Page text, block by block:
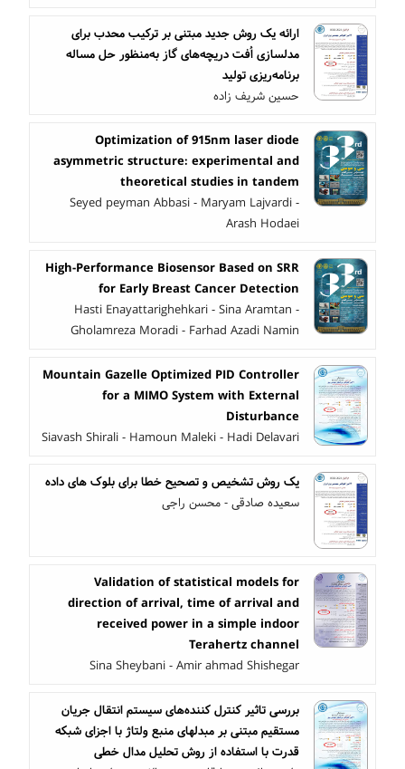
ارائه یک روش جدید مبتنی بر ترکیب محدب برای
مدلسازی اُفت دریچه‌های گاز به‌منظور حل مساله
برنامه‌ریزی تولید
حسین شریف زاده
Optimization of 915nm laser diode
asymmetric ‎structure: experimental and
theoretical studies in ‎tandem
Seyed peyman Abbasi - Maryam Lajvardi -
Arash Hodaei
High-Performance Biosensor Based on SRR
for Early Breast Cancer Detection
Hasti Enayattarighehkari - Sina Aramtan -
Gholamreza Moradi - Farhad Azadi Namin
Mountain Gazelle Optimized PID Controller
for a MIMO System with External
Disturbance
Siavash Shirali - Hamoun Maleki - Hadi Delavari
یک روش تشخیص و تصحیح خطا برای بلوک های داده
سعیده صادقی - محسن راجی
Validation of statistical models for
direction of arrival, time of arrival and
received power in a simple indoor
Terahertz channel
Sina Sheybani - Amir ahmad Shishegar
بررسی تاثیر کنترل کننده‌های سیستم انتقال جریان
مستقیم مبتنی بر مبدلهای منبع ولتاژ با اجزای شبکه
قدرت با استفاده از روش تحلیل مدال خطی